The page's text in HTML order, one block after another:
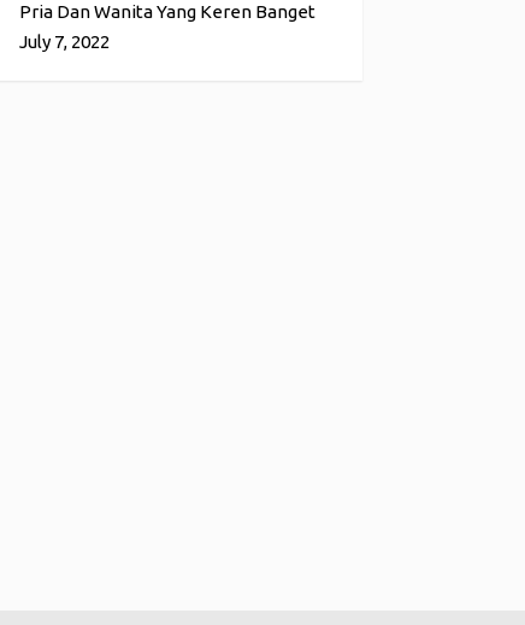
Pria Dan Wanita Yang Keren Banget
July 7, 2022